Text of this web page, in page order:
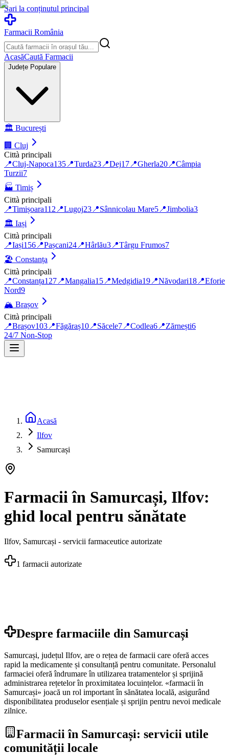
Sari la conținutul principal
Farmacii România
AcasăCaută Farmacii
Județe Populare
🏛️ București
🏢 Cluj
Città principali
📍Cluj-Napoca135 📍Turda23 📍Dej17 📍Gherla20 📍Câmpia
Turzii7
🏭 Timiș
Città principali
📍Timișoara112 📍Lugoj23 📍Sânnicolau Mare5 📍Jimbolia3
🏛️ Iași
Città principali
📍Iași156 📍Pașcani24 📍Hârlău3 📍Târgu Frumos7
🏖️ Constanța
Città principali
📍Constanța127 📍Mangalia15 📍Medgidia19 📍Năvodari18 📍Eforie
Nord9
🏔️ Brașov
Città principali
📍Brașov103 📍Făgăraș10 📍Săcele7 📍Codlea6 📍Zărnești6
24/7 Non-Stop
Acasă
Ilfov
Samurcași
Farmacii în Samurcași, Ilfov:
ghid local pentru sănătate
Ilfov, Samurcași - servicii farmaceutice autorizate
1 farmacii autorizate
Despre farmaciile din Samurcași
Samurcași, județul Ilfov, are o rețea de farmacii care oferă acces
rapid la medicamente și consultanță pentru comunitate. Personalul
farmaciei oferă îndrumare în utilizarea tratamentelor și sprijină
administrarea rețetelor în proximitatea locuințelor. «farmacii în
Samurcași» joacă un rol important în sănătatea locală, asigurând
disponibilitatea produselor esențiale și sprijin pentru nevoi medicale
zilnice.
Farmacii în Samurcași: servicii utile
comunității locale